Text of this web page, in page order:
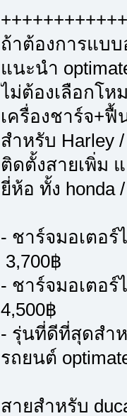
ถ้าต้องการแบบ
แนะนำ
ไม่ต้องเลือกโ
เครื่องชาร์จ+
สำหรับ Harley
ติดตั้งสายเพิ่ม
ยี่ห้อ ทั้ง honda
- ชาร์จมอเตอร์
3,700฿
- ชาร์จมอเตอ
4,500฿
- รุ่นที่ดีที่สุดสำ
รถยนต์
สายสำหรับ